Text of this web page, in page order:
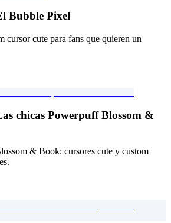
Bubble Pixel
cursor cute para fans que quieren un
chicas Powerpuff Blossom &
& Book: cursores cute y custom